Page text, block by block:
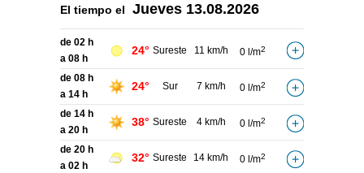
El tiempo el Jueves 13.08.2026
de 02 h
a 08 h
24° Sureste 11 km/h 0 l/m2
de 08 h
a 14 h
24° Sur 7 km/h 0 l/m2
de 14 h
a 20 h
38° Sureste 4 km/h 0 l/m2
de 20 h
a 02 h
32° Sureste 14 km/h 0 l/m2